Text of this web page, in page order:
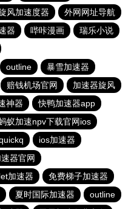
风加速度器
外网网址导航
器 哔咔漫画
瑞乐小说
outline
暴雪加速器
赔钱机场官网
加速器旋风
神器
快鸭加速器app
蚁加速npv下载官网ios
ios加速器
器官网
加速器
免费梯子加速器
夏时国际加速器
outline